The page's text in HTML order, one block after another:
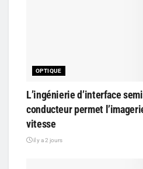
OPTIQUE
L’ingénierie d’interface
conducteur permet
vitesse
il y a 2 jours